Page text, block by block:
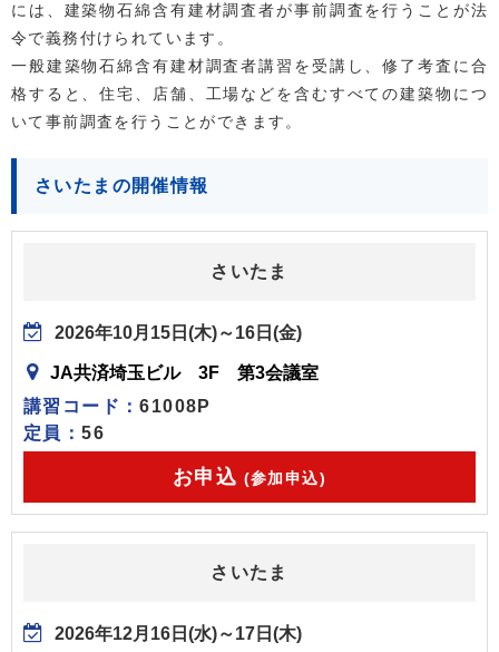
には、建築物石綿含有建材調査者が事前調査を行うことが法
令で義務付けられています。
一般建築物石綿含有建材調査者講習を受講し、修了考査に合
格すると、住宅、店舗、工場などを含むすべての建築物につ
いて事前調査を行うことができます。
さいたまの開催情報
さいたま
2026年10月15日(木)～16日(金)
JA共済埼玉ビル 3F 第3会議室
講習コード：61008P
定員：56
お申込 (参加申込)
さいたま
2026年12月16日(水)～17日(木)